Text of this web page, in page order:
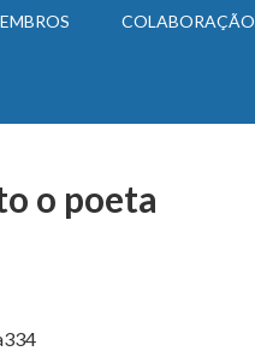
COLABORAÇÃO
o poeta